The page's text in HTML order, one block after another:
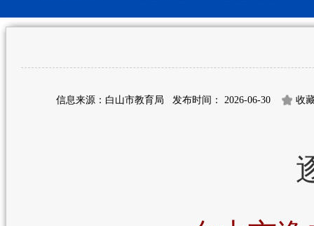
信息来源：白山市教育局 发布时间： 2026-06-30 收